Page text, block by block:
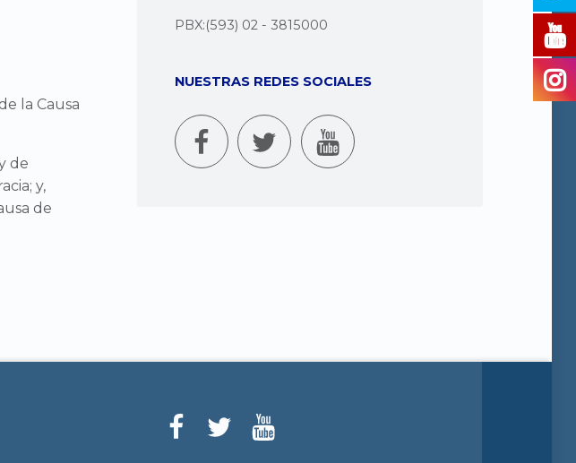
la Causa
de
y,
de
PBX:(593) 02 - 3815000
NUESTRAS REDES SOCIALES